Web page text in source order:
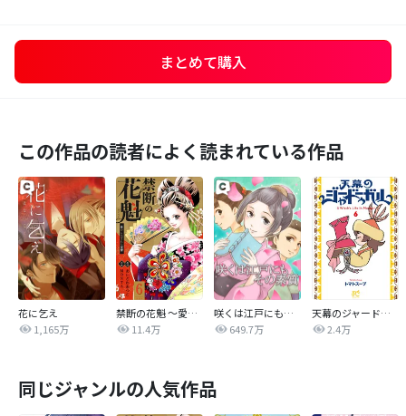
まとめて購入
この作品の読者によく読まれている作品
花に乞え
1,165万
禁断の花魁 ～愛から生まれた復讐～
11.4万
咲くは江戸にもその素質
649.7万
天幕のジャードゥーガル
2.4万
同じジャンルの人気作品